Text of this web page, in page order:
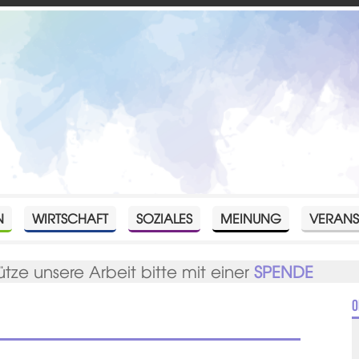
WIRTSCHAFT SOZIALES MEINUNG
unsere Arbeit bitte mit einerSPENDE